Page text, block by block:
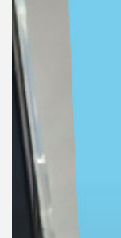
เพล
ย์
ลิ
สต์
ของ
คุณ
เพลง
บทความ